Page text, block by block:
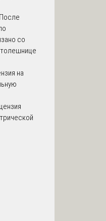
со
на